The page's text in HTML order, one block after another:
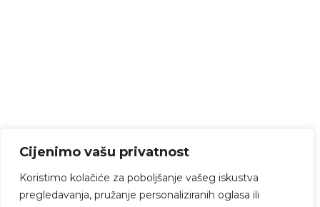
Cijenimo vašu privatnost
Koristimo kolačiće za poboljšanje vašeg iskustva
pregledavanja, pružanje personaliziranih oglasa ili